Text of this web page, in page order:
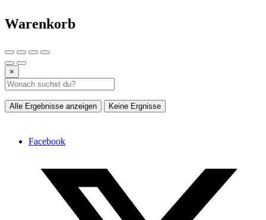
Warenkorb
×
Alle Ergebnisse anzeigen Keine Ergnisse
Facebook